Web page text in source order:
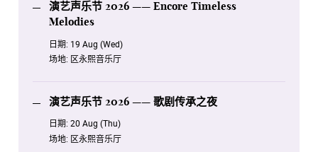
演艺声乐节 2026 —— Encore Timeless
Melodies
日期: 19 Aug (Wed)
场地: 区永熙音乐厅
演艺声乐节 2026 —— 歌剧传承之夜
日期: 20 Aug (Thu)
场地: 区永熙音乐厅